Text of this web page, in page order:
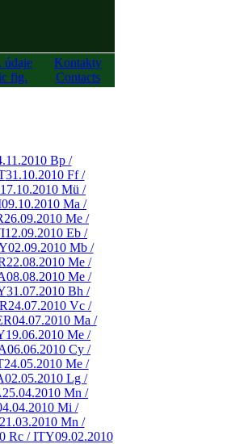
údaje
fig.
Kontakty
Contacts
Bp /
31.10.2010 Ff /
17.10.2010 Mü /
09.10.2010 Ma /
26.09.2010 Me /
12.09.2010 Eb /
02.09.2010 Mb /
22.08.2010 Me /
08.08.2010 Me /
31.07.2010 Bh /
24.07.2010 Vc /
04.07.2010 Ma /
19.06.2010 Me /
06.06.2010 Cy /
24.05.2010 Me /
02.05.2010 Lg /
25.04.2010 Mn /
Mi /
21.03.2010 Mn /
Rc / ITY09.02.2010